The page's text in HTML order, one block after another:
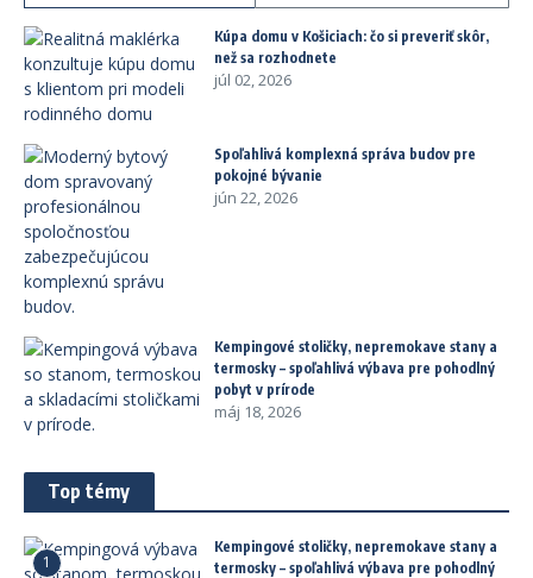
Kúpa domu v Košiciach: čo si preveriť skôr,
než sa rozhodnete
júl 02, 2026
Spoľahlivá komplexná správa budov pre
pokojné bývanie
jún 22, 2026
Kempingové stoličky, nepremokave stany a
termosky – spoľahlivá výbava pre pohodlný
pobyt v prírode
máj 18, 2026
Top témy
1
Kempingové stoličky, nepremokave stany a
termosky – spoľahlivá výbava pre pohodlný